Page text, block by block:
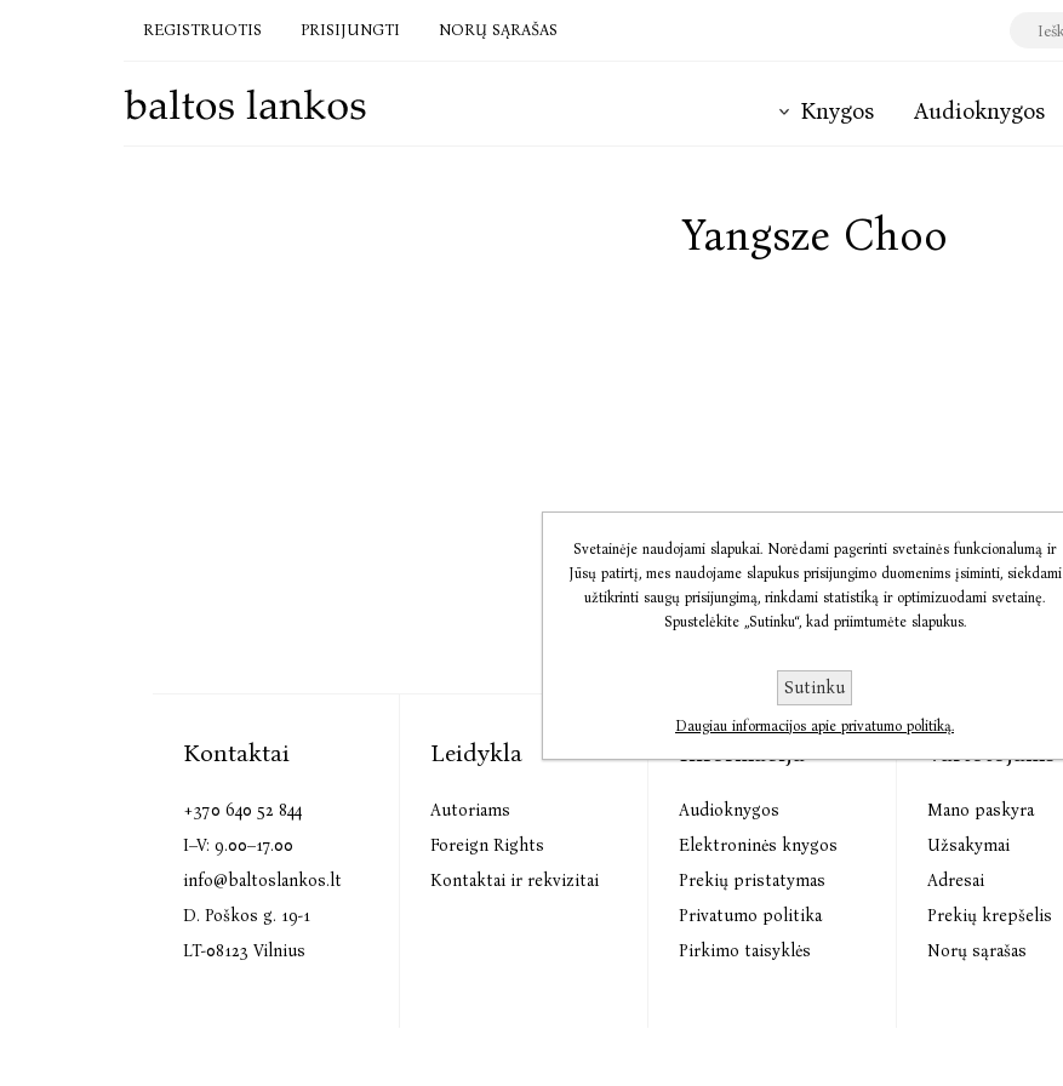
REGISTRUOTIS PRISIJUNGTI NORŲ SĄRAŠAS
Knygos Audioknygos
Yangsze Choo
Kontaktai
+370 640 52 844
I–V: 9.00–17.00
info@baltoslankos.lt
D. Poškos g. 19-1
LT-08123 Vilnius
Leidykla
Autoriams
Foreign Rights
Kontaktai ir rekvizitai
Informacija
Audioknygos
Elektroninės knygos
Prekių pristatymas
Privatumo politika
Pirkimo taisyklės
Vartotojams
Mano paskyra
Užsakymai
Adresai
Prekių krepšelis
Norų sąrašas
Svetainėje naudojami slapukai. Norėdami pagerinti svetainės funkcionalumą ir
Jūsų patirtį, mes naudojame slapukus prisijungimo duomenims įsiminti, siekdami
užtikrinti saugų prisijungimą, rinkdami statistiką ir optimizuodami svetainę.
Spustelėkite „Sutinku“, kad priimtumėte slapukus.
Sutinku
Daugiau informacijos apie privatumo politiką.